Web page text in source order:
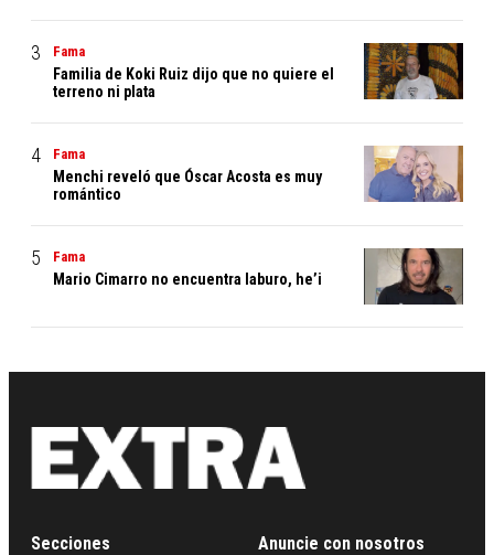
Fama
Familia de Koki Ruiz dijo que no quiere el
terreno ni plata
Fama
Menchi reveló que Óscar Acosta es muy
romántico
Fama
Mario Cimarro no encuentra laburo, he’i
Secciones
Anuncie con nosotros